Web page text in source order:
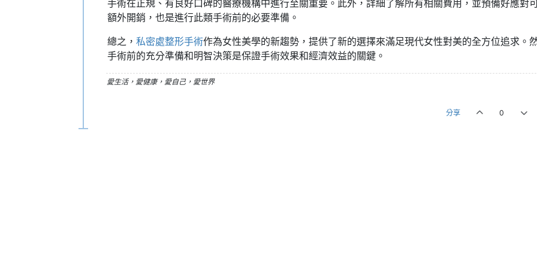
手術在正規、有良好口碑的醫療機構中進行至關重要。此外，詳細了解所有相關費用，並預備好應對
額外開銷，也是進行此類手術前的必要準備。
總之， 私密處整形手術作為女性美學的新趨勢，提供了新的選擇來滿足現代女性對美的全方位追求。
手術前的充分準備和明智決策是保證手術效果和經濟效益的關鍵。
愛生活，愛健康，愛自己，愛世界
分享 0